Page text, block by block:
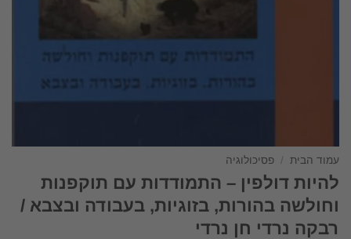
עמוד הבית / פסיכולוגיה
להיות דולפין – התמודדות עם תוקפנות
וחולשה בהורות, בזוגיות, בעבודה ובצבא /
רבקה נרדי חן נרדי